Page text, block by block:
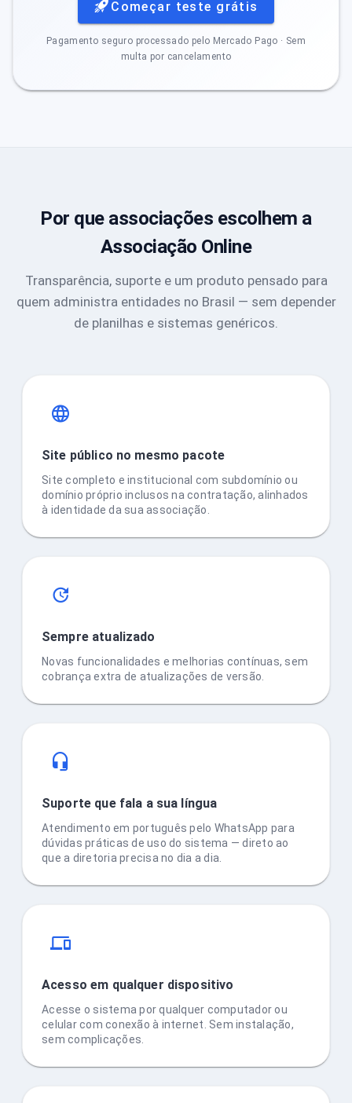
Começar teste grátis
Pagamento seguro processado pelo Mercado Pago · Sem
multa por cancelamento
Por que associações escolhem a
Associação Online
Transparência, suporte e um produto pensado para
quem administra entidades no Brasil — sem depender
de planilhas e sistemas genéricos.
Site público no mesmo pacote
Site completo e institucional com subdomínio ou
domínio próprio inclusos na contratação, alinhados
à identidade da sua associação.
Sempre atualizado
Novas funcionalidades e melhorias contínuas, sem
cobrança extra de atualizações de versão.
Suporte que fala a sua língua
Atendimento em português pelo WhatsApp para
dúvidas práticas de uso do sistema — direto ao
que a diretoria precisa no dia a dia.
Acesso em qualquer dispositivo
Acesse o sistema por qualquer computador ou
celular com conexão à internet. Sem instalação,
sem complicações.